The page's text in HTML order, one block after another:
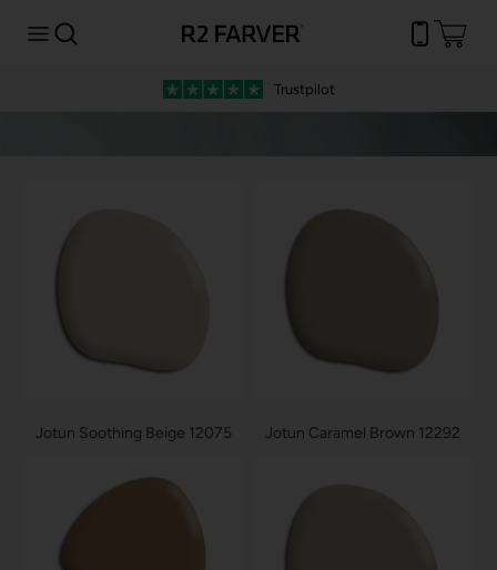
Trustpilot
Jotun Soothing Beige 12075 Jotun Caramel Brown 12292